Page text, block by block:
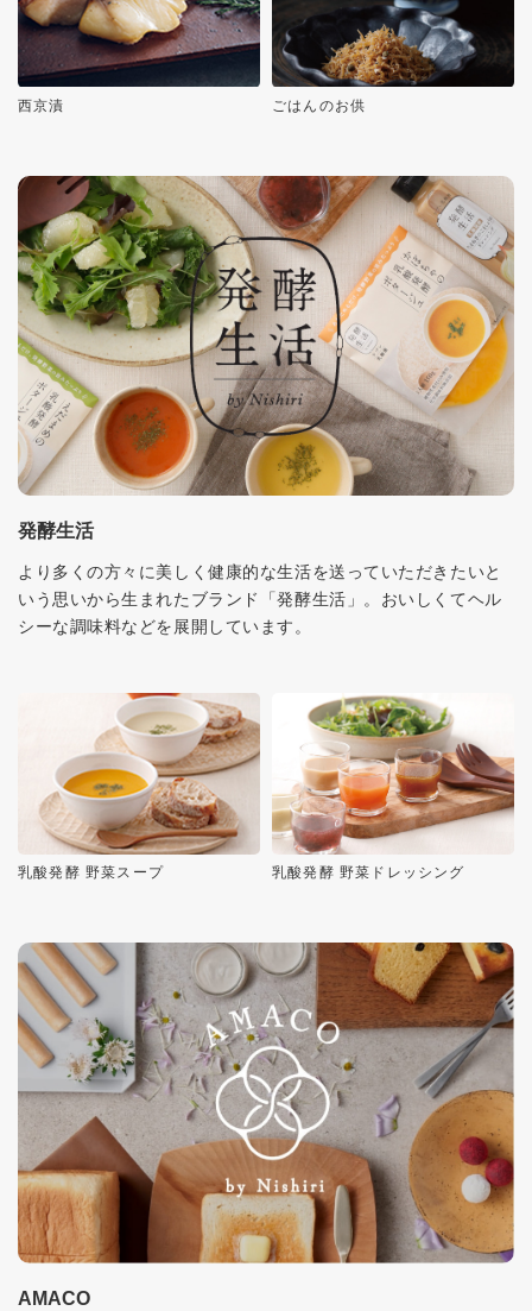
西京漬 ごはんのお供
発酵生活
より多くの方々に美しく健康的な生活を送っていただきたいと
いう思いから生まれたブランド「発酵生活」。おいしくてヘル
シーな調味料などを展開しています。
乳酸発酵 野菜スープ 乳酸発酵 野菜ドレッシング
AMACO